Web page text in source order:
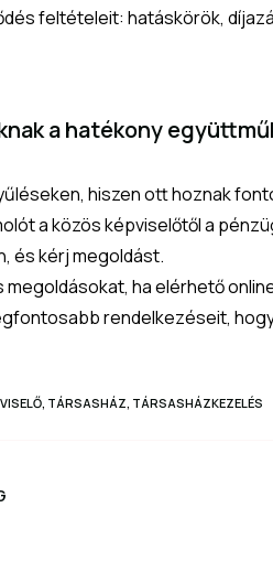
feltételeit: hatáskörök,
a hatékony
hiszen ott hoznak
a közös képviselőtől a
és kérj megoldást.
megoldásokat, ha elérhető
rendelkezéseit,
TÁRSASHÁZ TÁRSASHÁZKEZELÉS